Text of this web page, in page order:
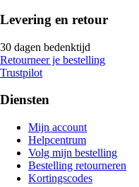
Levering en retour
30 dagen bedenktijd
Retourneer je bestelling
Trustpilot
Diensten
Mijn account
Helpcentrum
Volg mijn bestelling
Bestelling retourneren
Kortingscodes